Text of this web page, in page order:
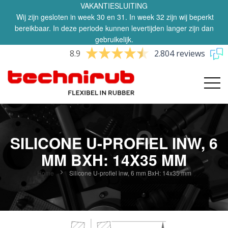
VAKANTIESLUITING
Wij zijn gesloten in week 30 en 31. In week 32 zijn wij beperkt
bereikbaar. In deze periode kunnen levertijden langer zijn dan
gebruikelijk.
8.9 2.804 reviews
SILICONE U-PROFIEL INW, 6
MM BXH: 14X35 MM
Home Silicone U-profiel inw, 6 mm BxH: 14x35 mm